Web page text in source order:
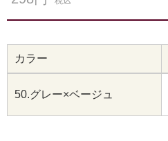
カラー
50.グレー×ベージュ